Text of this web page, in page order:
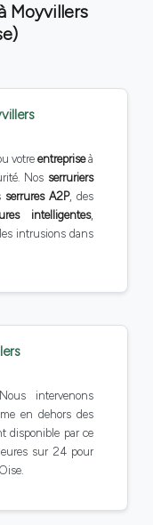
Moyvillers
votreentrepriseà
Nos serruriers
serrures A2P, des
intelligentes,
intrusions dans
intervenons
en dehors des
disponible par ce
sur 24 pour